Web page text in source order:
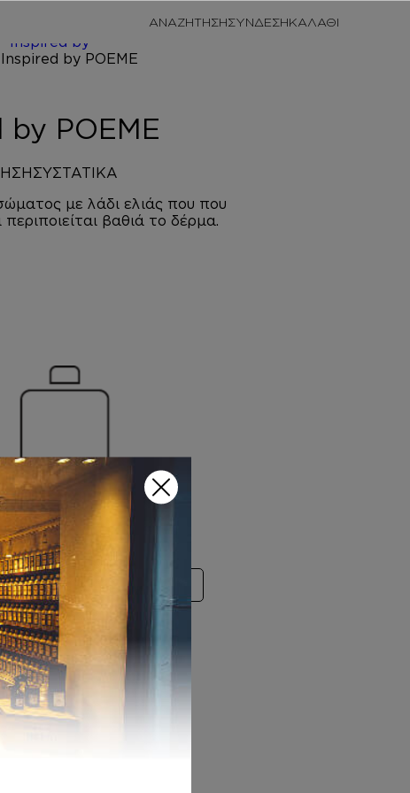
ΑΝΑΖΗΤΗΣΗΣΥΝΔΕΣΗ
Inspired by
by POEME
ΣΥΣΤΑΤΙΚΑ
με λάδι ελιάς που που
περιποιείται βαθιά το δέρμα.
ποσότητα
ΠΡΟΣΘΗΚΗ